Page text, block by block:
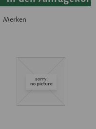
Merken